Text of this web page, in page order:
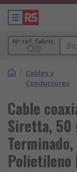
Nº ref. fabric.
/ Cables y
Conductores
Cable
Siretta, 50
Polietileno